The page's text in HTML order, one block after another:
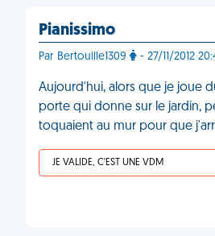
Pianissimo
Par Bertouille1309 - 27/11/2012
Aujourd'hui, alors que je joue
porte qui donne sur le jardin,
toquaient au mur pour que
JE VALIDE, C'EST UNE VDM